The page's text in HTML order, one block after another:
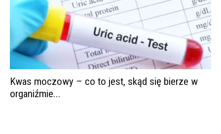
Kwas moczowy – co to jest, skąd się bierze w
organiźmie...